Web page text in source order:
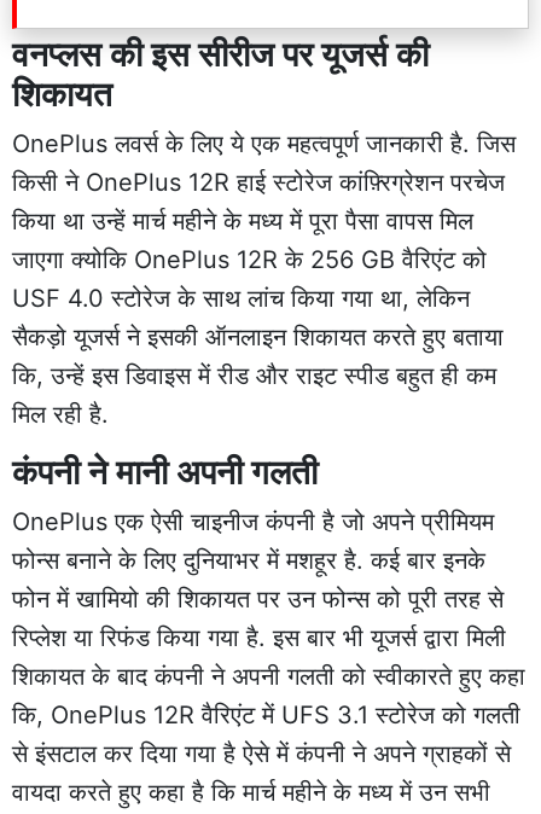
वनप्लस की इस सीरीज पर यूजर्स की
शिकायत
OnePlus लवर्स के लिए ये एक महत्वपूर्ण जानकारी है. जिस
किसी ने OnePlus 12R हाई स्टोरेज कांफ़्रिग्रेशन परचेज
किया था उन्हें मार्च महीने के मध्य में पूरा पैसा वापस मिल
जाएगा क्योकि OnePlus 12R के 256 GB वैरिएंट को
USF 4.0 स्टोरेज के साथ लांच किया गया था, लेकिन
सैकड़ो यूजर्स ने इसकी ऑनलाइन शिकायत करते हुए बताया
कि, उन्हें इस डिवाइस में रीड और राइट स्पीड बहुत ही कम
मिल रही है.
कंपनी ने मानी अपनी गलती
OnePlus एक ऐसी चाइनीज कंपनी है जो अपने प्रीमियम
फोन्स बनाने के लिए दुनियाभर में मशहूर है. कई बार इनके
फोन में खामियो की शिकायत पर उन फोन्स को पूरी तरह से
रिप्लेश या रिफंड किया गया है. इस बार भी यूजर्स द्वारा मिली
शिकायत के बाद कंपनी ने अपनी गलती को स्वीकारते हुए कहा
कि, OnePlus 12R वैरिएंट में UFS 3.1 स्टोरेज को गलती
से इंसटाल कर दिया गया है ऐसे में कंपनी ने अपने ग्राहकों से
वायदा करते हुए कहा है कि मार्च महीने के मध्य में उन सभी